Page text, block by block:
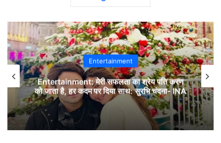
Entertainment
Entertainment: मेरी सफलता का श्रेय पति करण
को जाता है, हर कदम पर दिया साथ: सुरभि चंदना- INA